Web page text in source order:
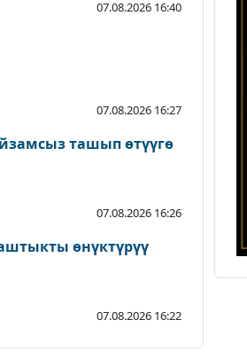
07.08.2026 16:40
07.08.2026 16:27
ташып өтүүгө
07.08.2026 16:26
өнүктүрүү
07.08.2026 16:22